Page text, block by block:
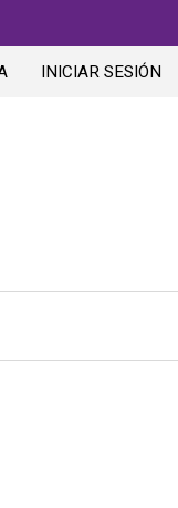
INICIAR SESIÓN